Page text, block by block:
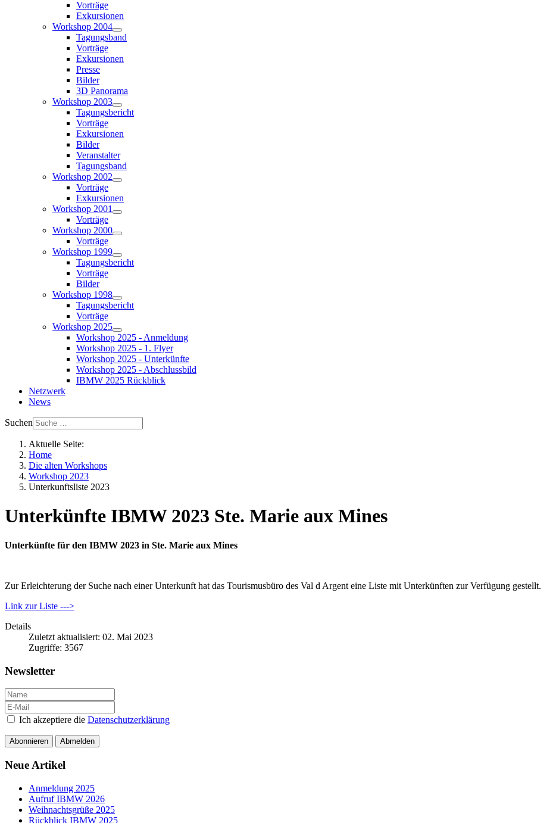
Vorträge
Exkursionen
Workshop 2004
Tagungsband
Vorträge
Exkursionen
Presse
Bilder
3D Panorama
Workshop 2003
Tagungsbericht
Vorträge
Exkursionen
Bilder
Veranstalter
Tagungsband
Workshop 2002
Vorträge
Exkursionen
Workshop 2001
Vorträge
Workshop 2000
Vorträge
Workshop 1999
Tagungsbericht
Vorträge
Bilder
Workshop 1998
Tagungsbericht
Vorträge
Workshop 2025
Workshop 2025 - Anmeldung
Workshop 2025 - 1. Flyer
Workshop 2025 - Unterkünfte
Workshop 2025 - Abschlussbild
IBMW 2025 Rückblick
Netzwerk
News
Suchen
Aktuelle Seite:
Home
Die alten Workshops
Workshop 2023
Unterkunftsliste 2023
Unterkünfte IBMW 2023 Ste. Marie aux Mines
Unterkünfte für den IBMW 2023 in Ste. Marie aux Mines
Zur Erleichterung der Suche nach einer Unterkunft hat das Tourismusbüro des Val d Argent eine Liste mit Unterkünften zur Verfügung gestellt.
Link zur Liste --->
Details
Zuletzt aktualisiert: 02. Mai 2023
Zugriffe: 3567
Newsletter
Ich akzeptiere die Datenschutzerklärung
Abonnieren Abmelden
Neue Artikel
Anmeldung 2025
Aufruf IBMW 2026
Weihnachtsgrüße 2025
Rückblick IBMW 2025